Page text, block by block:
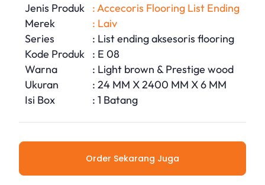
Jenis Produk
: Accecoris Flooring List Ending
Merek
: Laiv
Series
: List ending aksesoris flooring
Kode Produk
: E 08
Warna
: Light brown & Prestige wood
Ukuran
: 24 MM X 2400 MM X 6 MM
Isi Box
: 1 Batang
Order Sekarang Juga